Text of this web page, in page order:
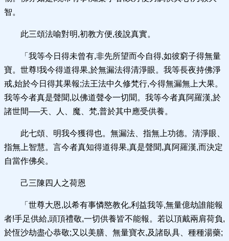
智。
此三頌法喻對明,初教方便,後說真實。
「我等今日得未曾有,非先所望而今自得,如彼窮子得無量
寶。世尊!我今得道得果,於無漏法得清淨眼。我等長夜持佛淨
戒,始於今日得其果報;法王法中久修梵行,今得無漏無上大果。
我等今者真是聲聞,以佛道聲令一切聞。我等今者真阿羅漢,於
諸世間──天、人、魔、梵,普於其中應受供養。
此七頌、明我今獲得也。無漏法、指無上功德。清淨眼、
指無上智慧。言今者真知得道得果,真是聲聞,真阿羅漢,而決定
自當作佛矣。
己三陳四人之荷恩
「世尊大恩,以希有事憐愍教化,利益我等,無量億劫誰能報
者!手足供給,頭頂禮敬,一切供養皆不能報。若以頂戴兩肩荷負,
於恆沙劫盡心恭敬;又以美膳、無量寶衣,及諸臥具、種種湯藥;